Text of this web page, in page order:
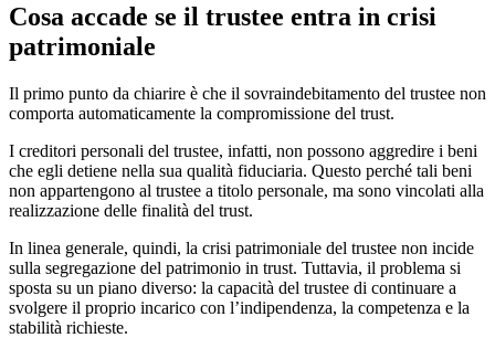
Cosa accade se il trustee entra in crisi
patrimoniale
Il primo punto da chiarire è che il sovraindebitamento del trustee non
comporta automaticamente la compromissione del trust.
I creditori personali del trustee, infatti, non possono aggredire i beni
che egli detiene nella sua qualità fiduciaria. Questo perché tali beni
non appartengono al trustee a titolo personale, ma sono vincolati alla
realizzazione delle finalità del trust.
In linea generale, quindi, la crisi patrimoniale del trustee non incide
sulla segregazione del patrimonio in trust. Tuttavia, il problema si
sposta su un piano diverso: la capacità del trustee di continuare a
svolgere il proprio incarico con l’indipendenza, la competenza e la
stabilità richieste.